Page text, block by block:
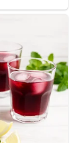
du die
und den